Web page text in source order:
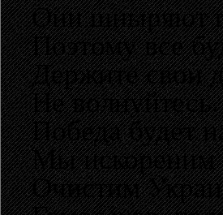
Они шныряют
Поэтому все
Держите свои
Не
Победа будет
Мы искореним
Очистим